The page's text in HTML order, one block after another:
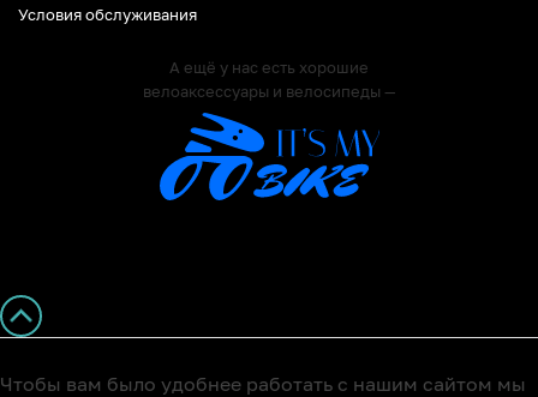
Условия обслуживания
А ещё у нас есть хорошие
велоаксессуары и велосипеды —
Чтобы вам было удобнее работать с нашим сайтом мы